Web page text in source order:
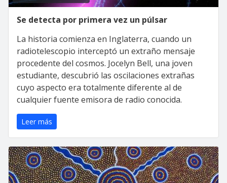
Se detecta por primera vez un púlsar
La historia comienza en Inglaterra, cuando un
radiotelescopio interceptó un extraño mensaje
procedente del cosmos. Jocelyn Bell, una joven
estudiante, descubrió las oscilaciones extrañas
cuyo aspecto era totalmente diferente al de
cualquier fuente emisora de radio conocida.
Leer más